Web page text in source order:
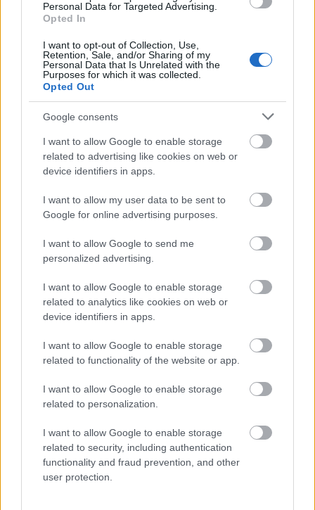
Personal Data for Targeted Advertising.
Opted In
I want to opt-out of Collection, Use,
Retention, Sale, and/or Sharing of my
Personal Data that Is Unrelated with the
Purposes for which it was collected.
Opted Out
Google consents
I want to allow Google to enable storage
related to advertising like cookies on web or
device identifiers in apps.
I want to allow my user data to be sent to
Google for online advertising purposes.
I want to allow Google to send me
personalized advertising.
I want to allow Google to enable storage
related to analytics like cookies on web or
device identifiers in apps.
I want to allow Google to enable storage
related to functionality of the website or app.
I want to allow Google to enable storage
related to personalization.
I want to allow Google to enable storage
related to security, including authentication
functionality and fraud prevention, and other
user protection.
– Det kommer bli brutalt, långt och tufft och det
emot det och gillar de längre distanserna. Jag
har inte tävlat 100 kilometer förut och är
exalterad att se vad som väntar oss, säger hon
avslutningsvis.
HÄR HITTAR DU MER INFO OM
TÄVLINGARNA.
Prenumerera på vårt nyhetsbrev
Prenumerera
MEST LÄSTA
Myhl
2
Fick
beske
3
Klar
4
Direk